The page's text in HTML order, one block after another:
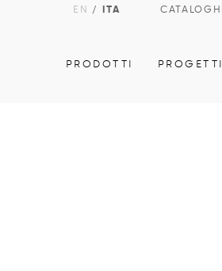
EN / ITA CATALOGHI
PRODOTTI PROGETTI